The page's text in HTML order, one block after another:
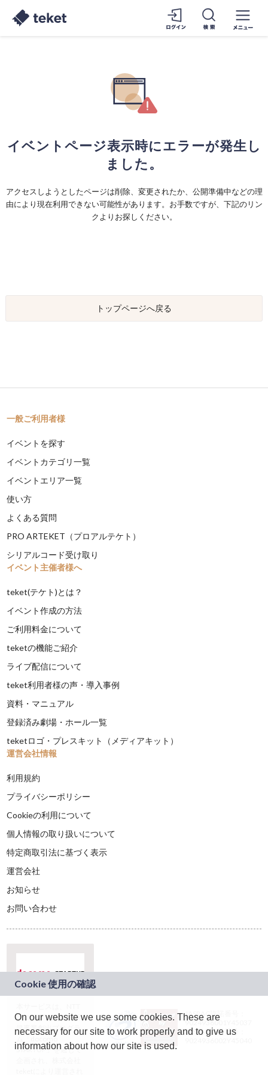
イベントページ表示時にエラーが発生し
ました。
アクセスしようとしたページは削除、変更されたか、公開準備中などの理
由により現在利用できない可能性があります。お手数ですが、下記のリン
クよりお探しください。
トップページへ戻る
一般ご利用者様
イベントを探す
イベントカテゴリ一覧
イベントエリア一覧
使い方
よくある質問
PRO ARTEKET（プロアルテケト）
シリアルコード受け取り
イベント主催者様へ
teket(テケト)とは？
イベント作成の方法
ご利用料金について
teketの機能ご紹介
ライブ配信について
teket利用者様の声・導入事例
資料・マニュアル
登録済み劇場・ホール一覧
teketロゴ・プレスキット（メディアキット）
運営会社情報
利用規約
プライバシーポリシー
Cookieの利用について
個人情報の取り扱いについて
特定商取引法に基づく表示
運営会社
お知らせ
お問い合わせ
ドコモグループの新
規事業創出プログラ
ム「docomo
STARTUP」を通じて
JASRAC許諾番号：
9024936001Y45037
JASRAC許諾番号：
On our website we use some cookies. These are
necessary for our site to work properly and to give us
information about how our site is used.